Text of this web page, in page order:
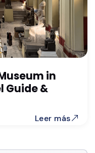
in
Guide &
Leer más